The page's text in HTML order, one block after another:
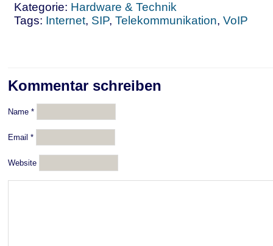
Kategorie: Hardware & Technik
Tags: Internet, SIP, Telekommunikation, VoIP
Kommentar schreiben
Name *
Email *
Website